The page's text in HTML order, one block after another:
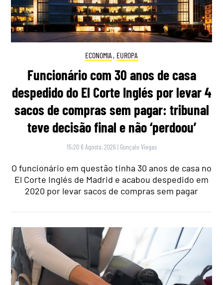
ECONOMIA , EUROPA
Funcionário com 30 anos de casa
despedido do El Corte Inglés por levar 4
sacos de compras sem pagar: tribunal
teve decisão final e não ‘perdoou’
15:20 6 Agosto, 2026 | Gonçalo Viegas
O funcionário em questão tinha 30 anos de casa no
El Corte Inglés de Madrid e acabou despedido em
2020 por levar sacos de compras sem pagar